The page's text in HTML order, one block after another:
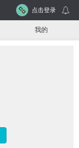
点击登录
我的